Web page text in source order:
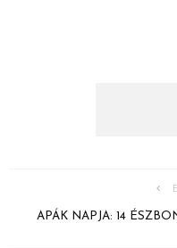
APÁK NAPJA: 14